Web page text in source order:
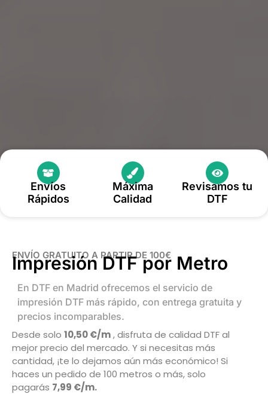
Envíos
Rápidos
Máxima
Calidad
Revisamos tu
DTF
ENVÍO GRATUITO A PARTIR DE 100€
Impresión DTF por Metro
En DTF en Madrid ofrecemos el servicio de
impresión DTF más rápido, con entrega gratuita y
precios incomparables.
Desde solo 10,50 €/m, disfruta de calidad DTF al
mejor precio del mercado. Y si necesitas más
cantidad, ¡te lo dejamos aún más económico! Si
haces un pedido de 100 metros o más, solo
pagarás 7,99 €/m.